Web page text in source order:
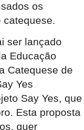
os
catequese.
ser lançado
Educação
Catequese de
Yes
Say Yes, que
Esta proposta
quer